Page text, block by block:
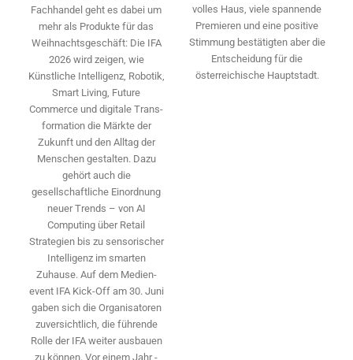
Fachhandel geht es dabei um
mehr als Produkte für das
Weihnachtsgeschäft: Die IFA
2026 wird ­zeigen, wie
Künstliche Intelligenz, Robotik,
Smart Living, Future
Commerce und digitale Trans­
formation die Märkte der
Zukunft und den Alltag der
Menschen gestalten. Dazu
gehört auch die
gesellschaftliche Einordnung
neuer Trends – von AI
Computing über Retail
Strategien bis zu sensorischer
Intelligenz im smarten
Zuhause. Auf dem Medien­
event IFA Kick-Off am 30. Juni
gaben sich die Organisatoren
zuversichtlich, die führende
Rolle der IFA weiter ausbauen
zu können. Vor einem Jahr ­
volles Haus, viele spannende
Premieren und eine positive
Stimmung bestätigten aber die
Entscheidung für die
österreichische Hauptstadt.